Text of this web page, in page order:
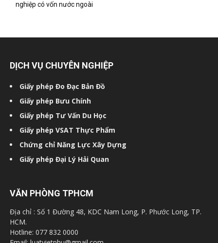
nghiệp có vốn nước ngoài
DỊCH VỤ CHUYÊN NGHIỆP
Giấy phép Đo Đạc Bản Đồ
Giấy phép Bưu Chính
Giấy phép Tư Vấn Du Học
Giấy phép VSAT Thực Phẩm
Chứng chỉ Năng Lực Xây Dựng
Giấy phép Đại Lý Hải Quan
VĂN PHÒNG TPHCM
Địa chỉ : Số 1 Đường 48, KDC Nam Long, P. Phước Long, TP.
HCM.
Hotline: 077 832 0000